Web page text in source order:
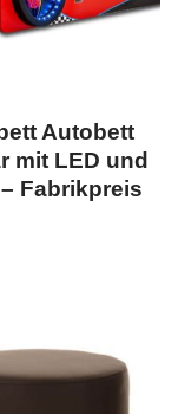
Autobett
mit LED und
Fabrikpreis